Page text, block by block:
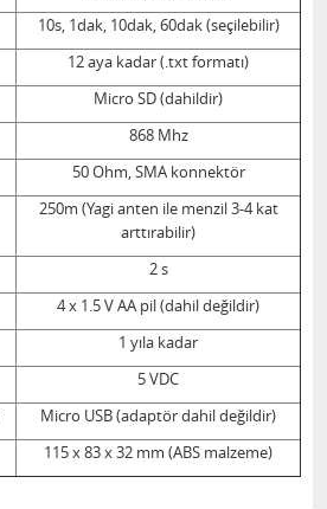
10s, 1dak, 10dak, 60dak (seçilebilir)
12 aya kadar (.txt formatı)
Micro SD (dahildir)
868 Mhz
50 Ohm, SMA konnektör
250m (Yagi anten ile menzil 3-4 kat
arttırabilir)
2 s
4 x 1.5 V AA pil (dahil değildir)
1 yıla kadar
5 VDC
Micro USB (adaptör dahil değildir)
115 x 83 x 32 mm (ABS malzeme)